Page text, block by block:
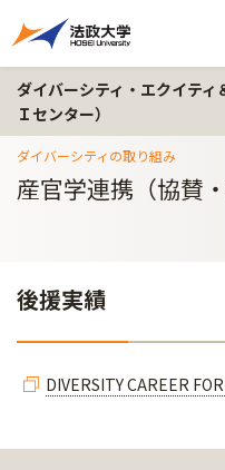
ダイバーシティ・エクイテ
Ｉセンター）
ダイバーシティの取り組み
産官学連携（協賛
後援実績
DIVERSITY CAREER